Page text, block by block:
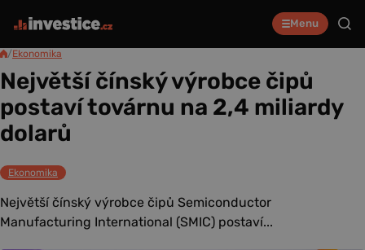
Menu
/Ekonomika
Největší čínský výrobce čipů
postaví továrnu na 2,4 miliardy
dolarů
Ekonomika
Největší čínský výrobce čipů Semiconductor
Manufacturing International (SMIC) postaví...